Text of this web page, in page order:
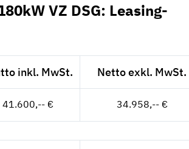
VZ DSG: Leasing-
inkl. MwSt. Netto exkl. MwSt.
41.600,-- € 34.958,-- €